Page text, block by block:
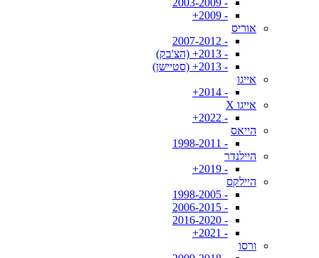
- 2003-2009
- 2009+
אוריס
- 2007-2012
- 2013+ (הצ'בק)
- 2013+ (סטיישן)
אייגו
- 2014+
אייגו X
- 2022+
הייאס
- 1998-2011
היילנדר
- 2019+
היילקס
- 1998-2005
- 2006-2015
- 2016-2020
- 2021+
ורסו